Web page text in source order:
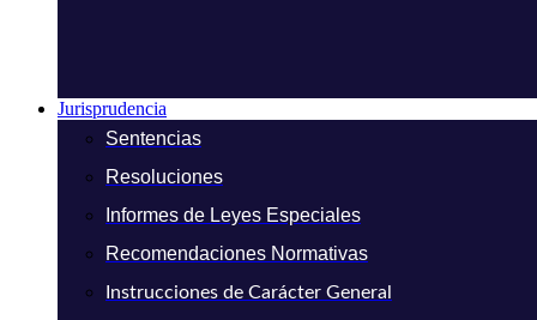
Jurisprudencia
Sentencias
Resoluciones
Informes de Leyes Especiales
Recomendaciones Normativas
Instrucciones de Carácter General